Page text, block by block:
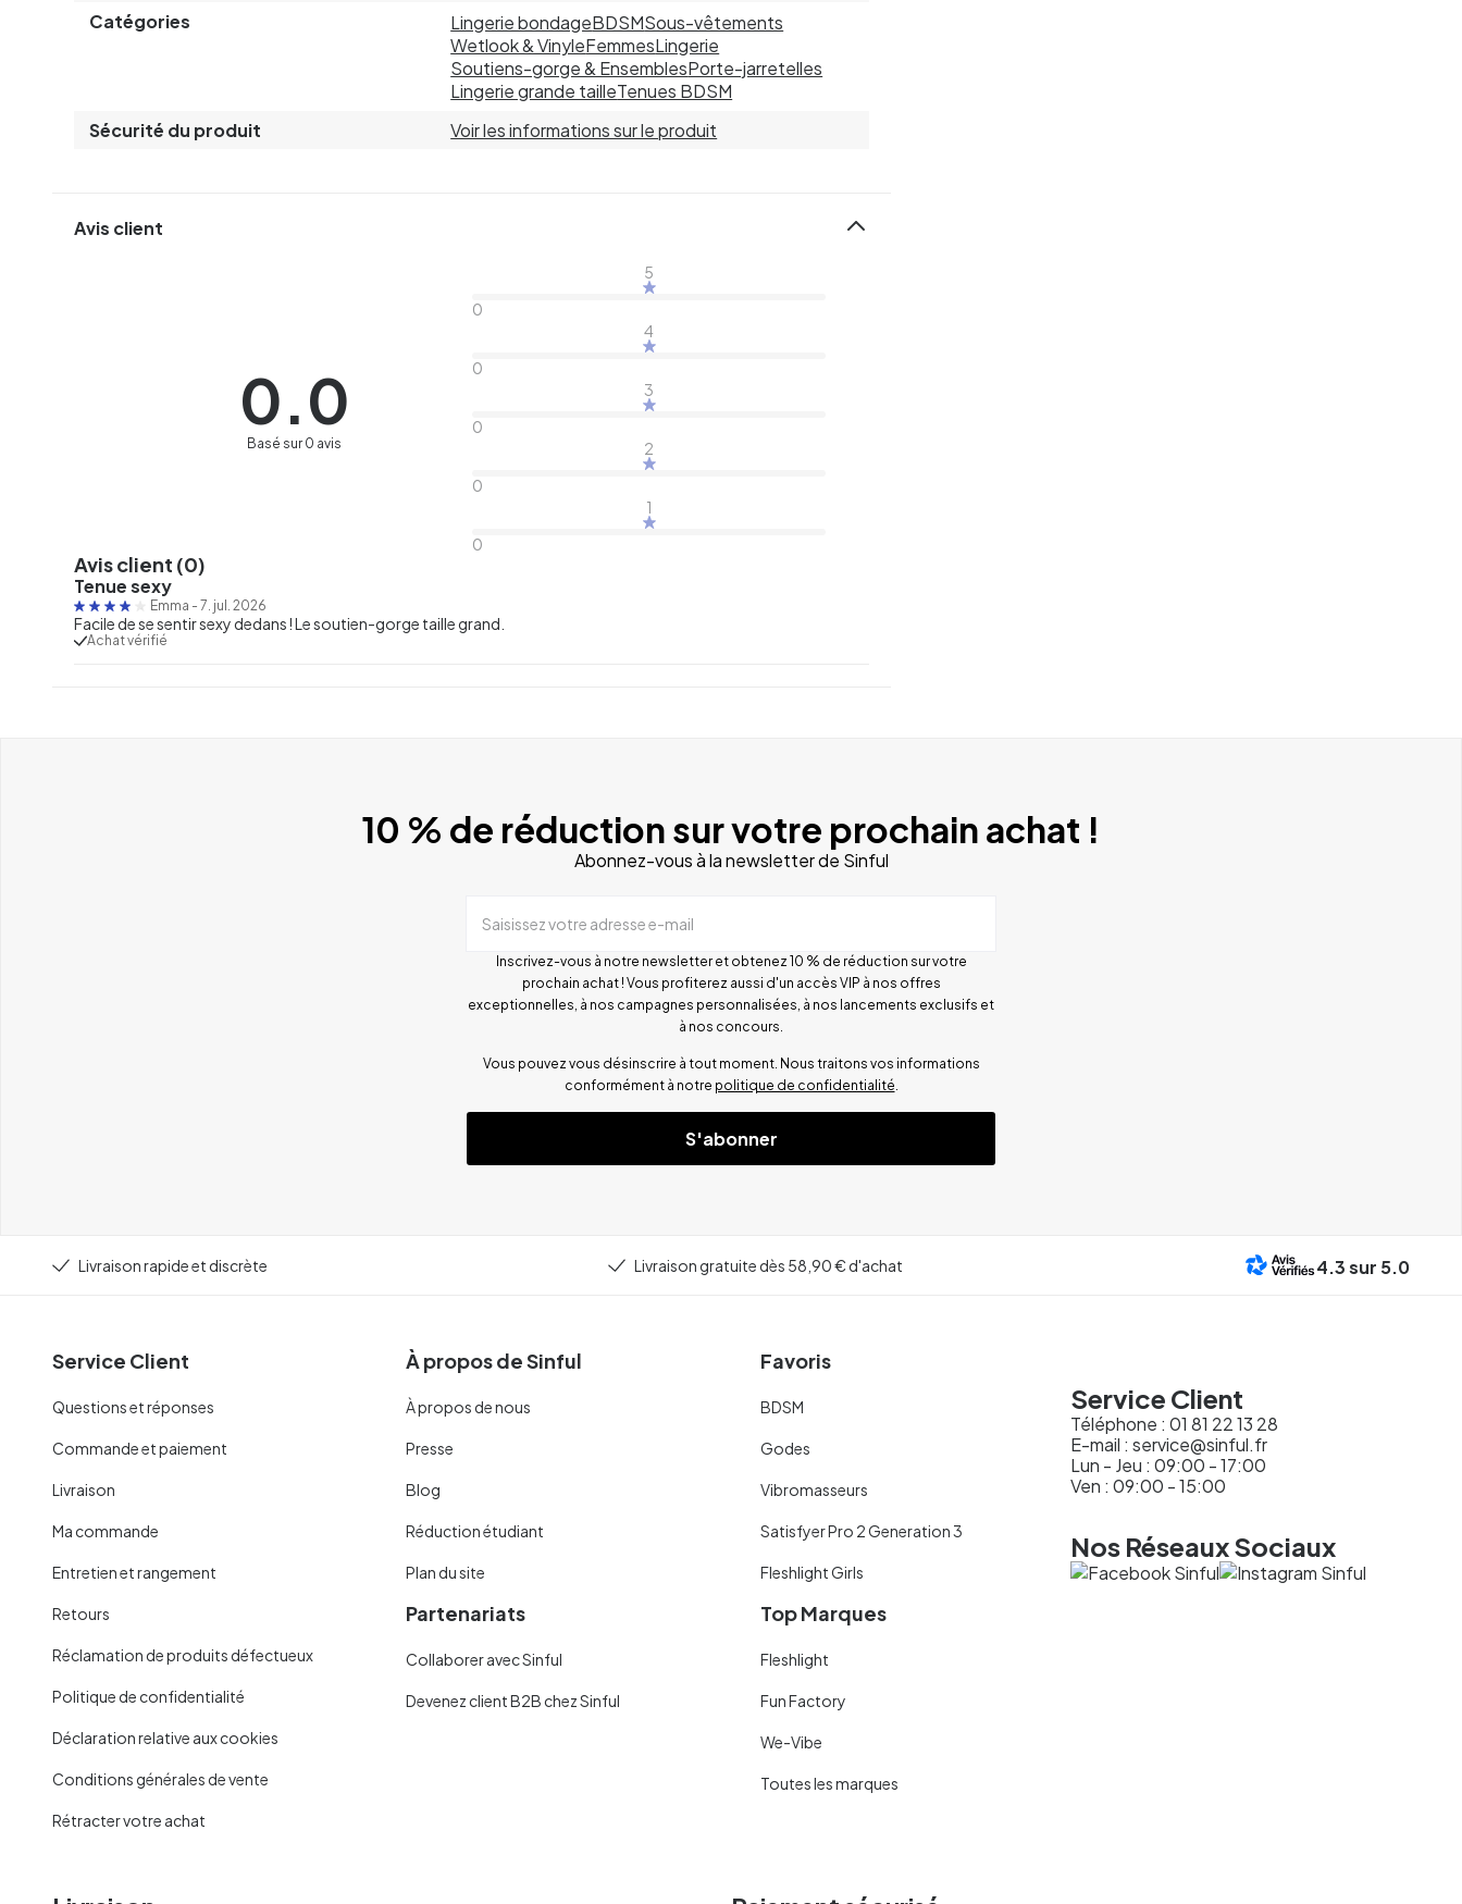
Catégories
Lingerie bondageBDSMSous-vêtements
Wetlook & VinyleFemmesLingerie
Soutiens-gorge & EnsemblesPorte-jarretelles
Lingerie grande tailleTenues BDSM
Sécurité du produit
Voir les informations sur le produit
Avis client
0.0
Basé sur 0 avis
5
0
4
0
3
0
2
0
1
0
Avis client (0)
Tenue sexy
Emma - 7. jul. 2026
Facile de se sentir sexy dedans ! Le soutien-gorge taille grand.
Achat vérifié
10 % de réduction sur votre prochain achat !
Abonnez-vous à la newsletter de Sinful
Saisissez votre adresse e-mail
Inscrivez-vous à notre newsletter et obtenez 10 % de réduction sur votre
prochain achat ! Vous profiterez aussi d'un accès VIP à nos offres
exceptionnelles, à nos campagnes personnalisées, à nos lancements exclusifs et
à nos concours.
Vous pouvez vous désinscrire à tout moment. Nous traitons vos informations
conformément à notre politique de confidentialité
S'abonner
Livraison rapide et discrète Livraison gratuite dès 58,90 € d'achat 4.3sur 5.0
Service Client
Questions et réponses
Commande et paiement
Livraison
Ma commande
Entretien et rangement
Retours
Réclamation de produits défectueux
Politique de confidentialité
Déclaration relative aux cookies
Conditions générales de vente
Rétracter votre achat
À propos de Sinful
À propos de nous
Presse
Blog
Réduction étudiant
Plan du site
Partenariats
Collaborer avec Sinful
Devenez client B2B chez Sinful
Favoris
BDSM
Godes
Vibromasseurs
Satisfyer Pro 2 Generation 3
Fleshlight Girls
Top Marques
Fleshlight
Fun Factory
We-Vibe
Toutes les marques
Service Client
Téléphone : 01 81 22 13 28
E-mail : service@sinful.fr
Lun - Jeu : 09:00 - 17:00
Ven : 09:00 - 15:00
Nos Réseaux Sociaux